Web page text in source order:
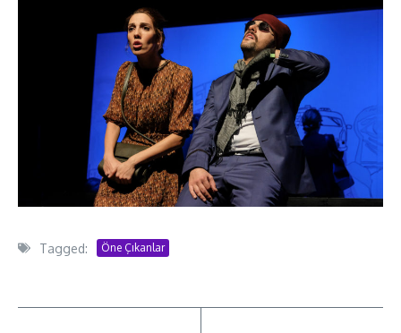
Tagged: Öne Çıkanlar